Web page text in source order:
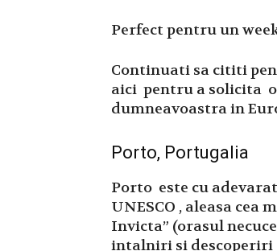
Perfect pentru un
Continuati sa cititi
aici pentru a solicita
dumneavoastra in
Porto, Portugalia
Porto este cu
UNESCO , aleasa cea
Invicta” (orasul
intalniri si descoperiri